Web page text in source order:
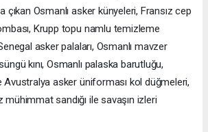
çıkan Osmanlı asker künyeleri, Fransız cep
Krupp topu namlu temizleme
asker palaları, Osmanlı mavzer
kını, Osmanlı palaska barutluğu,
Avustralya asker üniforması kol düğmeleri,
mühimmat sandığı ile savaşın izleri